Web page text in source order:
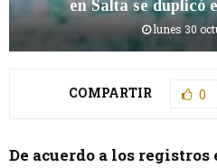
en Salta se duplicó
lunes 30
COMPARTIR 0
De acuerdo a los